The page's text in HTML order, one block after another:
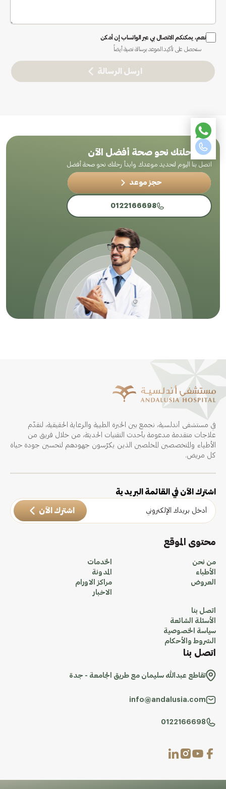
نعم، يمكنكم الاتصال بي عبر الواتساب إن أمكن
ستحصل على تأكيد الموعد برسالة نصية أيضاً
ارسل الرسالة
ابدأ رحلتك نحو صحة أفضل الآن
اتصل بنا اليوم لتحديد موعدك وابدأ رحلتك نحو صحة أفضل
حجز موعد
0122166698
في مستشفى أندلسية، نجمع بين الخبرة الطبية والرعاية الحقيقية، لنقدّم
علاجات متقدمة مدعومة بأحدث التقنيات الحديثة، من خلال فريق من
الأطباء والمتخصصين المخلصين الذين يكرّسون جهودهم لتحسين جودة حياة
كل مريض.
اشترك الآن في القائمة البريدية
اشترك الآن
محتوى الموقع
من نحن
الأطباء
العروض
الخدمات
المدونة
مراكز الاورام
الاخبار
اتصل بنا
الأسئلة الشائعة
سياسة الخصوصية
الشروط والأحكام
اتصل بنا
تقاطع عبدالله سليمان مع طريق الجامعة - جدة
info@andalusia.com
0122166698